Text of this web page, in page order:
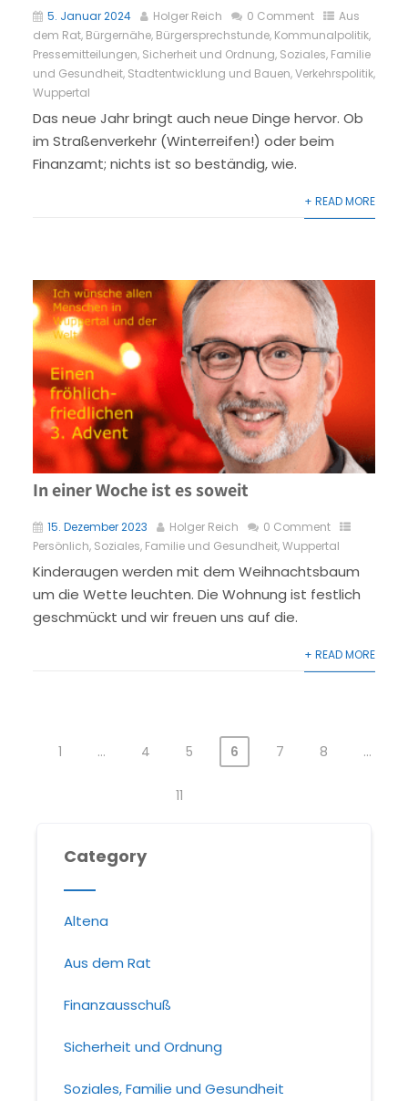
5. Januar 2024 Holger Reich 0 Comment
Aus
dem Rat, Bürgernähe, Bürgersprechstunde, Kommunalpolitik,
Pressemitteilungen, Sicherheit und Ordnung, Soziales, Familie
und Gesundheit, Stadtentwicklung und Bauen,Verkehrspolitik,
Wuppertal
Das neue Jahr bringt auch neue Dinge hervor. Ob
im Straßenverkehr (Winterreifen!) oder beim
Finanzamt; nichts ist so beständig, wie.
+ READ MORE
In einer Woche ist es soweit
15. Dezember 2023 Holger Reich
0 Comment
Persönlich, Soziales, Familie und Gesundheit,Wuppertal
Kinderaugen werden mit dem Weihnachtsbaum
um die Wette leuchten. Die Wohnung ist festlich
geschmückt und wir freuen uns auf die.
+ READ MORE
Seitennummerierung
1 … 4 5 6 7 8 …
11
Category
Altena
Aus dem Rat
Finanzausschuß
Sicherheit und Ordnung
Soziales, Familie und Gesundheit